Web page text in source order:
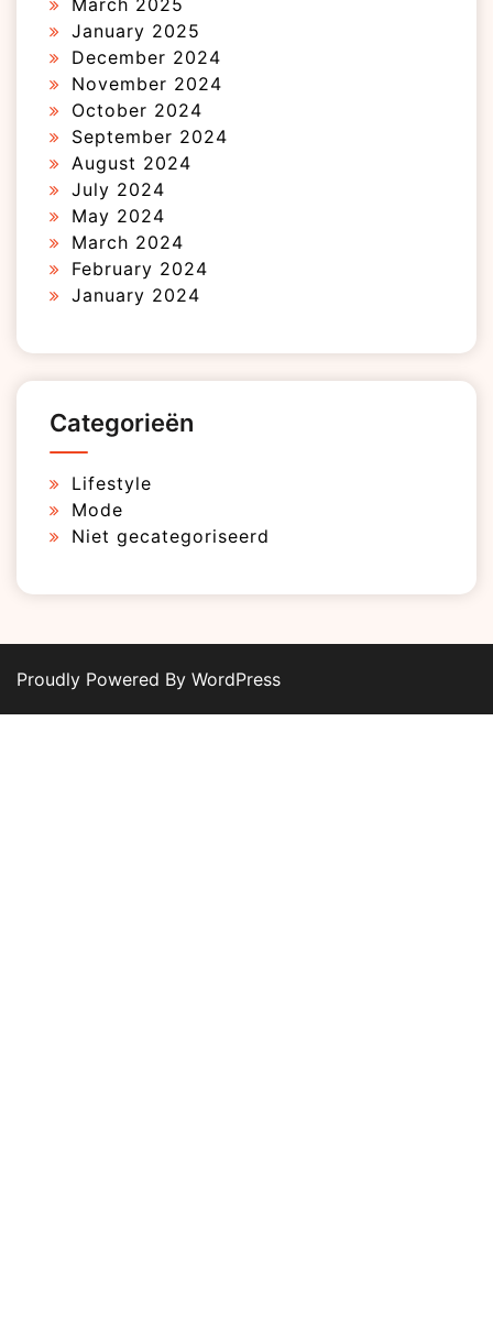
March 2025
January 2025
December 2024
November 2024
October 2024
September 2024
August 2024
July 2024
May 2024
March 2024
February 2024
January 2024
Categorieën
Lifestyle
Mode
Niet gecategoriseerd
Proudly Powered By WordPress